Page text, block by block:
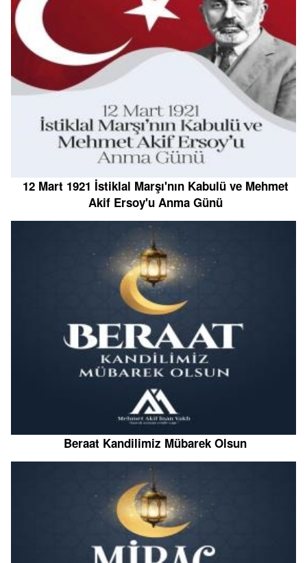
12 Mart 1921 İstiklal Marşı'nın Kabulü ve Mehmet
Akif Ersoy'u Anma Günü
Beraat Kandilimiz Mübarek Olsun